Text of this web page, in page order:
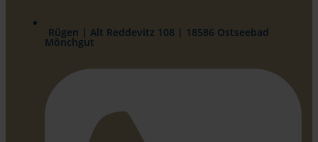
Rügen | Alt Reddevitz 108 | 18586 Ostseebad
Mönchgut